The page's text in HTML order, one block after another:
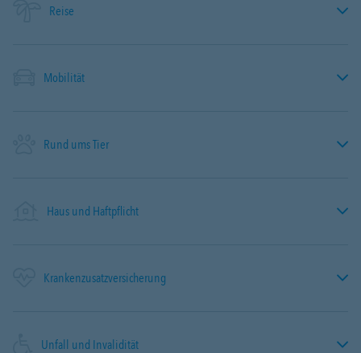
Reise
Mobilität
Rund ums Tier
Haus und Haftpflicht
Krankenzusatzversicherung
Unfall und Invalidität